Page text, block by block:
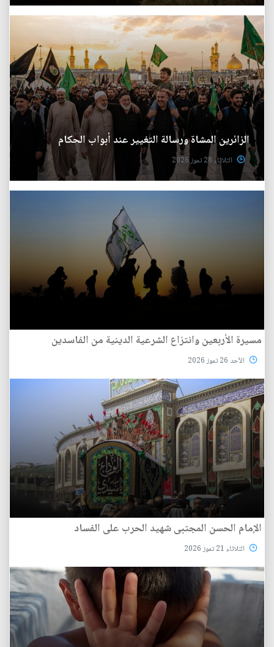
الزائرين المشاة ورسالة التغيير عند أبواب الحكام
الثلاثاء 28 تموز 2026
مسيرة الأربعين وانتزاع الشرعية الدينية من الفاسدين
الأحد 26 تموز 2026
الإمام الحسن المجتبى شهيد الحرب على الفساد
الثلاثاء 21 تموز 2026